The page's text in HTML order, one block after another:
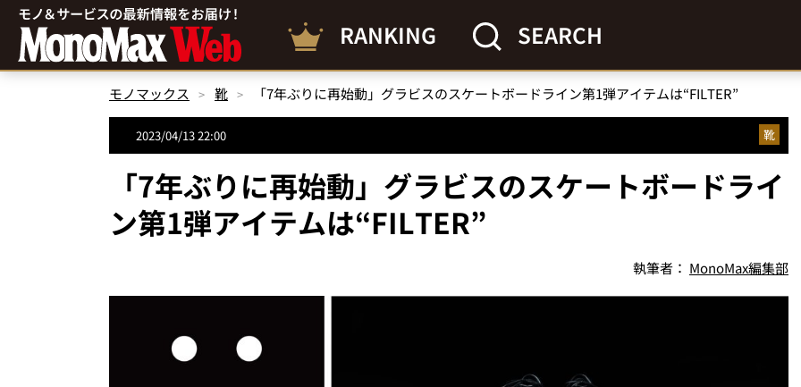
RANKING SEARCH
モノマックス 靴 「7年ぶりに再始動」グラビスのスケートボードライン第1弾アイテムは“FILTER”
2023/04/13 22:00 靴
「7年ぶりに再始動」グラビスのスケートボードライ
ン第1弾アイテムは“FILTER”
執筆者： MonoMax編集部